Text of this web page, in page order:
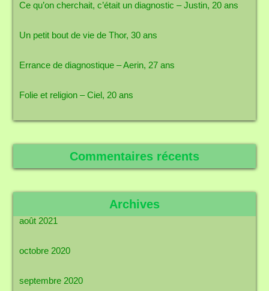
Ce qu’on cherchait, c’était un diagnostic – Justin, 20 ans
Un petit bout de vie de Thor, 30 ans
Errance de diagnostique – Aerin, 27 ans
Folie et religion – Ciel, 20 ans
Commentaires récents
Archives
août 2021
octobre 2020
septembre 2020